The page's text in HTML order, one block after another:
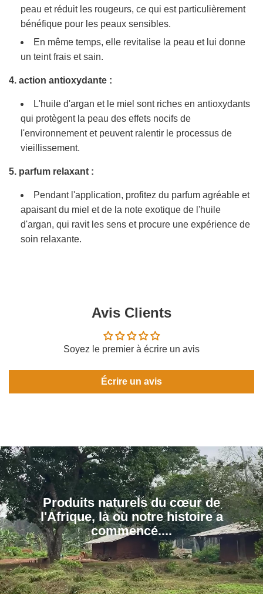
peau et réduit les rougeurs, ce qui est particulièrement
bénéfique pour les peaux sensibles.
En même temps, elle revitalise la peau et lui donne
un teint frais et sain.
4. action antioxydante :
L'huile d'argan et le miel sont riches en antioxydants
qui protègent la peau des effets nocifs de
l'environnement et peuvent ralentir le processus de
vieillissement.
5. parfum relaxant :
Pendant l'application, profitez du parfum agréable et
apaisant du miel et de la note exotique de l'huile
d'argan, qui ravit les sens et procure une expérience de
soin relaxante.
Avis Clients
Soyez le premier à écrire un avis
Écrire un avis
Produits naturels du cœur de
l'Afrique, là où notre histoire a